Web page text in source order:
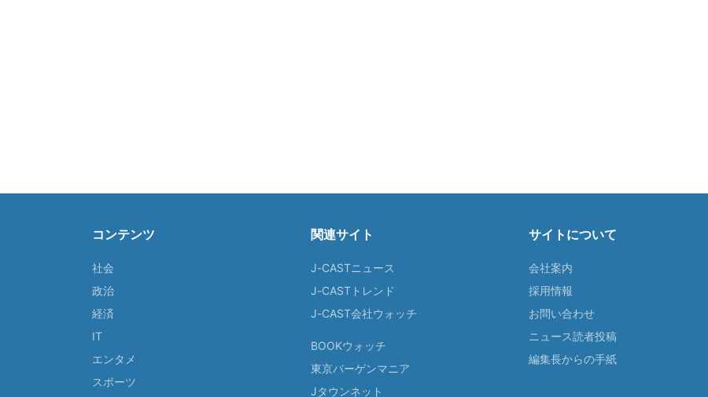
コンテンツ
社会
政治
経済
IT
エンタメ
スポーツ
関連サイト
J-CASTニュース
J-CASTトレンド
J-CAST会社ウォッチ
BOOKウォッチ
東京バーゲンマニア
Jタウンネット
サイトについて
会社案内
採用情報
お問い合わせ
ニュース読者投稿
編集長からの手紙